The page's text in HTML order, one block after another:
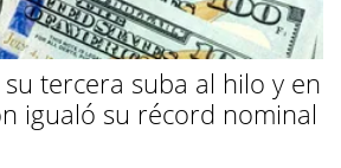
tercera suba al hilo y en
igualó su récord nominal